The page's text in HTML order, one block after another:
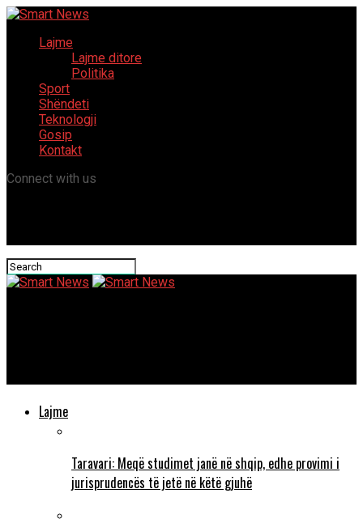
Lajme
Lajme ditore
Politika
Sport
Shëndeti
Teknologji
Gosip
Kontakt
Connect with us
Lajme
Taravari: Meqë studimet janë në shqip, edhe provimi i
jurisprudencës të jetë në këtë gjuhë